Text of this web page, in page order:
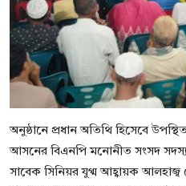
অনুষ্ঠানে প্রধান অতিথি হিসেবে
আসনের বিএনপি মনোনীত সংসদ সদস্য
সাবেক সিনিয়র যুগ্ম আহ্বায়ক